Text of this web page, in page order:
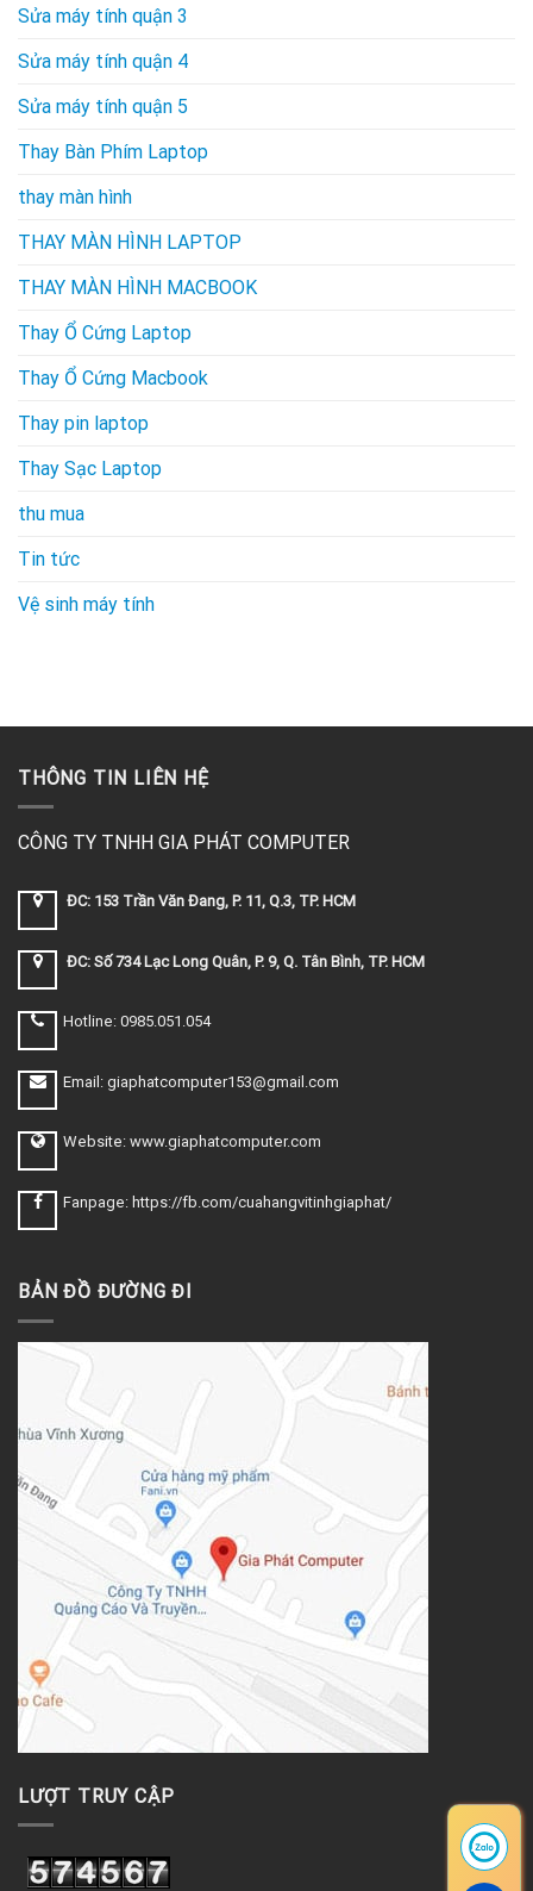
Sửa máy tính quận 3
Sửa máy tính quận 4
Sửa máy tính quận 5
Thay Bàn Phím Laptop
thay màn hình
THAY MÀN HÌNH LAPTOP
THAY MÀN HÌNH MACBOOK
Thay Ổ Cứng Laptop
Thay Ổ Cứng Macbook
Thay pin laptop
Thay Sạc Laptop
thu mua
Tin tức
Vệ sinh máy tính
THÔNG TIN LIÊN HỆ
CÔNG TY TNHH GIA PHÁT COMPUTER
ĐC: 153 Trần Văn Đang, P. 11, Q.3, TP. HCM
ĐC: Số 734 Lạc Long Quân, P. 9, Q. Tân Bình, TP. HCM
Hotline: 0985.051.054
Email: giaphatcomputer153@gmail.com
Website: www.giaphatcomputer.com
Fanpage: https://fb.com/cuahangvitinhgiaphat/
BẢN ĐỒ ĐƯỜNG ĐI
LƯỢT TRUY CẬP